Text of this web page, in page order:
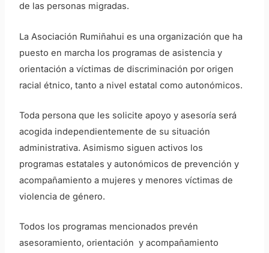
de las personas migradas.
La Asociación Rumiñahui es una organización que ha
puesto en marcha los programas de asistencia y
orientación a víctimas de discriminación por origen
racial étnico, tanto a nivel estatal como autonómicos.
Toda persona que les solicite apoyo y asesoría será
acogida independientemente de su situación
administrativa.Asimismo siguen activos los
programas estatales y autonómicos de prevención y
acompañamiento a mujeres y menores víctimas de
violencia de género.
Todos los programas mencionados prevén
asesoramiento, orientación y acompañamiento